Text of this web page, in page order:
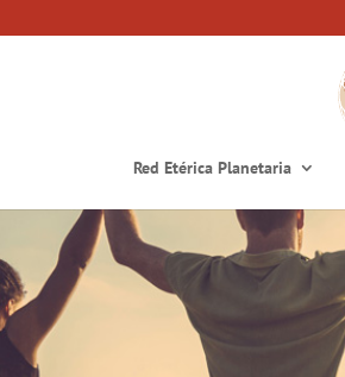
Red Etérica Planetaria